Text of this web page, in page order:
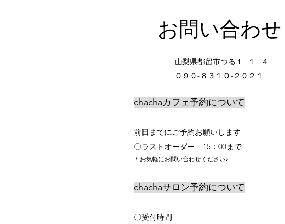
お問い合わせ
山梨県都留市つる１−１−４
​０９０-８３１０-２０２１
chachaカフェ予約について
前日までにご予約お願いします
〇ラストオーダー 15：00まで
＊お気軽にお問い合わせください♪
chachaサロン予約について
〇受付時間